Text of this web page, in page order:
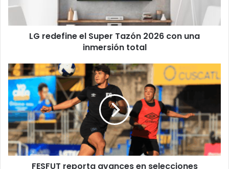
inmersión
LG redefine el Super Tazón 2026 con una
inmersión total
FESFUT
reporta
avances
en
selecciones
nacionales
bajo
el
Plan
MaestroFESFUT reporta avances en selecciones